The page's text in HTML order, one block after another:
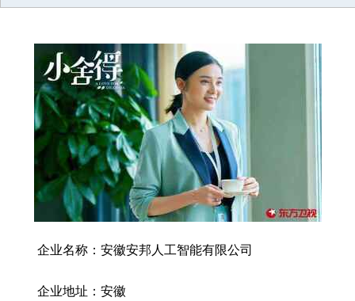
企业名称：安徽安邦人工智能有限公司
企业地址：安徽